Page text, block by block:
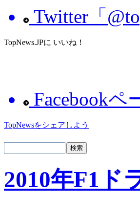
Twitter「
TopNews.JPに いいね！
Facebookペ
TopNewsをシェアしよう
2010年F1ド